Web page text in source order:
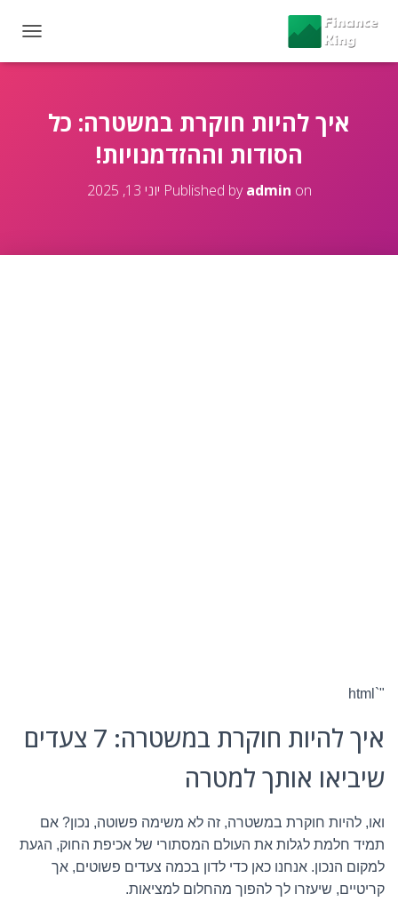
O
איך להיות חוקרת במשטרה: כל
הסודות וההזדמנויות!
Published byadmin on יוני 13, 2025
"`html
איך להיות חוקרת במשטרה: 7 צעדים
שיביאו אותך למטרה
ואו, להיות חוקרת במשטרה, זה לא משימה פשוטה, נכון? אם
תמיד חלמת לגלות את העולם המסתורי של אכיפת החוק, הגעת
למקום הנכון. אנחנו כאן כדי לדון בכמה צעדים פשוטים, אך
קריטיים, שיעזרו לך להפוך מהחלום למציאות.